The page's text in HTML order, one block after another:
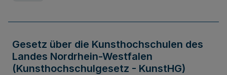
Gesetz über die Kunsthochschulen des
Landes Nordrhein-Westfalen
(Kunsthochschulgesetz - KunstHG)